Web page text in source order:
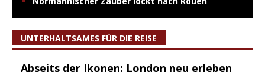
UNTERHALTSAMES FÜR DIE REISE
Abseits der Ikonen: London neu erleben